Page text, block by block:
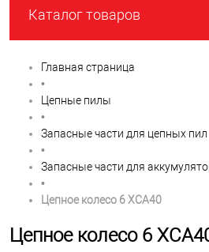
Каталог товаров
Главная страница
•
Цепные пилы
•
Запасные части для цепных пил
•
Запасные части для
•
Цепное колесо 6 XCA40
Цепное колесо 6